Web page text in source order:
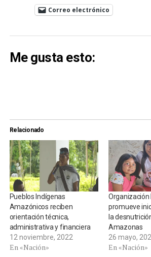
Correo electrónico
Me gusta esto:
Relacionado
Pueblos Indígenas
Amazónicos reciben
orientación técnica,
administrativa y financiera
12 noviembre, 2022
En «Nación»
promueve
la
Amazonas
26 mayo,
En «Nación»